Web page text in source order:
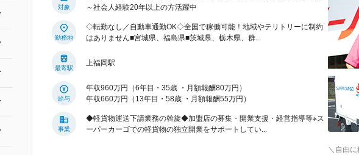
対象
～社会人経験20年以上の方活躍中
勤務地
◇転勤なし／自動車通勤OK◇全国で稼働可能！地域やテリトリーに制約
はありません■宮城県、福島県■茨城県、栃木県、群...
最寄駅
上福岡駅
給与
年収960万円（6年目・35歳 ・月額報酬80万円）
年収660万円（13年目・58歳 ・月額報酬55万円）
事業
◆軽貨物運送下請業務の斡旋◆加盟店の募集・開業支援・経営指導等※ス
ーパーカーゴでの軽貨物の独立開業をサポートしてい...
＼自由